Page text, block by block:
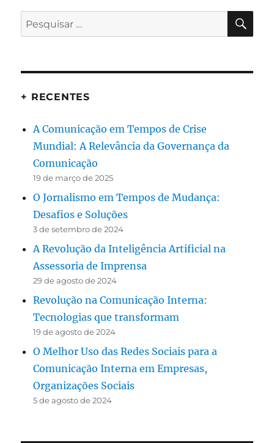
Pesquisar
por:
+ RECENTES
A Comunicação em Tempos de Crise
Mundial: A Relevância da Governança da
Comunicação
19 de março de 2025
O Jornalismo em Tempos de Mudança:
Desafios e Soluções
3 de setembro de 2024
A Revolução da Inteligência Artificial na
Assessoria de Imprensa
29 de agosto de 2024
Revolução na Comunicação Interna:
Tecnologias que transformam
19 de agosto de 2024
O Melhor Uso das Redes Sociais para a
Comunicação Interna em Empresas,
Organizações Sociais
5 de agosto de 2024